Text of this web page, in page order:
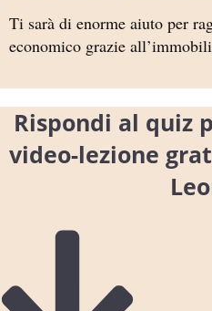
Ti sarà di enorme aiuto per
economico grazie
Rispondi al quiz
video-lezione